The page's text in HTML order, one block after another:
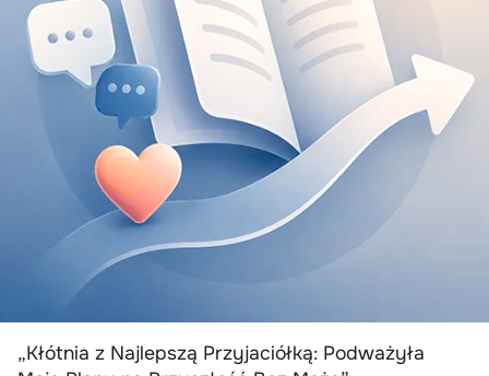
„Kłótnia z Najlepszą Przyjaciółką: Podważyła